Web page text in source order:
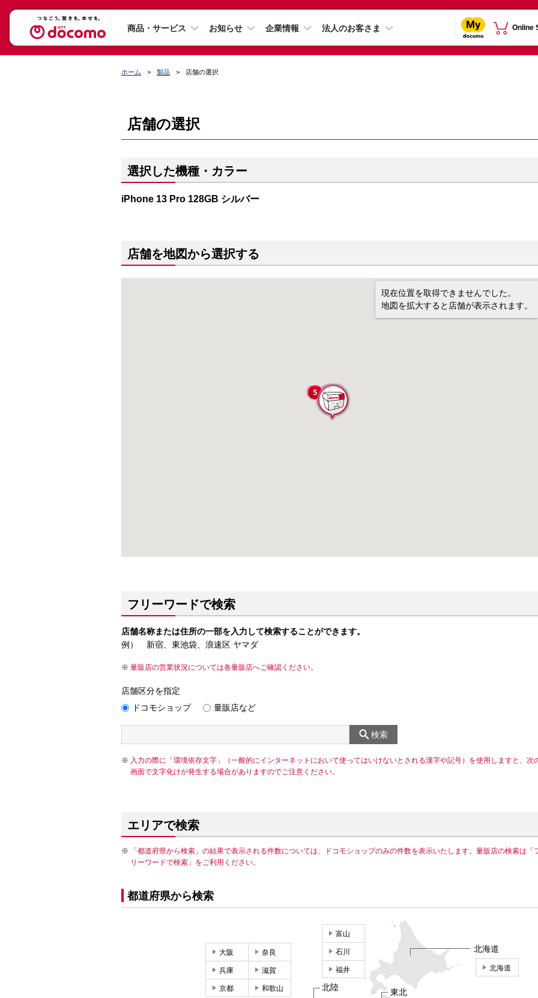
商品・サービス お知らせ 企業情報 法人のお客さま Online
ホーム 製品 店舗の選択
店舗の選択
選択した機種・カラー
iPhone 13 Pro 128GB シルバー
店舗を地図から選択する
現在位置を取得できませんでした。
地図を拡大すると店舗が表示されます。
フリーワードで検索
店舗名称または住所の一部を入力して検索することができます。
例） 新宿、東池袋、浪速区 ヤマダ
量販店の営業状況については各量販店へご確認ください。
店舗区分を指定
ドコモショップ
量販店など
検索
入力の際に「環境依存文字」（一般的にインターネットにおいて使ってはいけないとされる漢字や記号）を使用しますと、次
画面で文字化けが発生する場合がありますのでご注意ください。
エリアで検索
「都道府県から検索」の結果で表示される件数については、ドコモショップのみの件数を表示いたします。量販店の検索は「
リーワードで検索」をご利用ください。
都道府県から検索
北海道
北海道
東北
富山
石川
福井
北陸
大阪 奈良
兵庫 滋賀
京都 和歌山